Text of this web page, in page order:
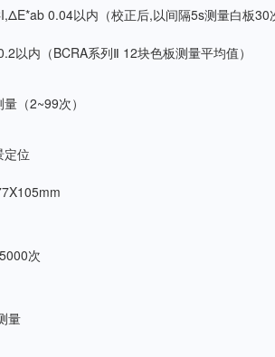
0.04以内（校正后,以间隔5s测量白板30
以内（BCRA系列Ⅱ 12块色板测量平均值）
（2~99次）
定位
次
量